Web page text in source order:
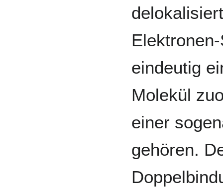
eindeutig
Molekül
einer
gehören.